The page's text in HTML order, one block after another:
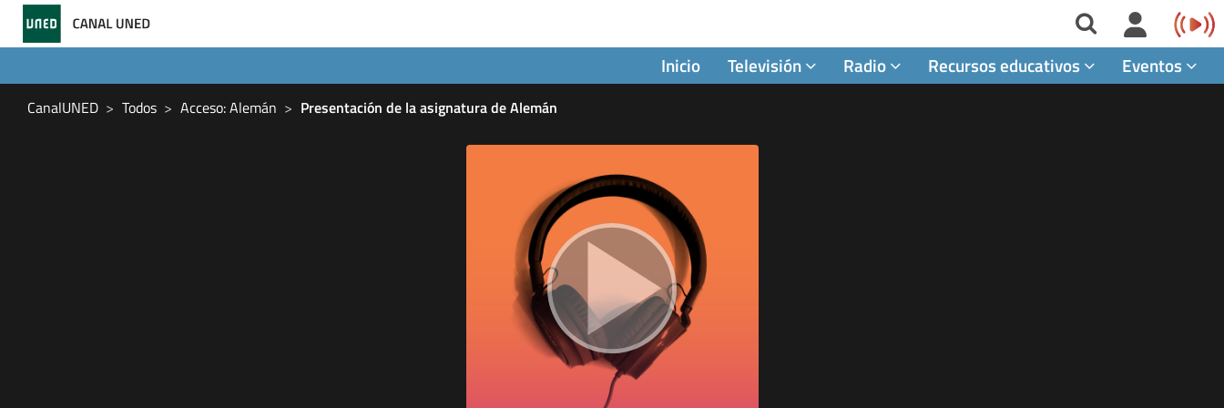
Inicio Televisión Radio Recursos educativos Eventos
CanalUNED Todos Acceso: Alemán Presentación de la asignatura de Alemán